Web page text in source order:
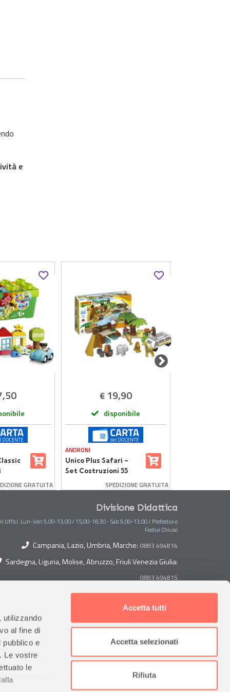
utilizzando
al fine di
pubblico e
Le vostre
le
Accetta tutti
Accetta selezionati
Rifiuta
e
GRATUITA
€ 19,90
disponibile
ANDRONI
Unico Plus Safari –
Set Costruzioni 55
SPEDIZIONE GRATUITA
Batterie
Divisione Didattica
Uffici: Lun-Ven 9,00-13,00 / 15,00-18,30 - Sab 9,00-13,00 / Prefestivi e
Festivi Chiuso
Campania, Lazio, Umbria, Marche: 0883 494814
Sardegna, Liguria, Molise, Abruzzo, Friuli Venezia Giulia:
0883 494815
Toscana, Lombardia, Piemonte, Veneto, Trentino Alto
Sicilia, Puglia, Calabria, Basilicata, Valle D'Aosta:
0883 494884 Emilia Romagna: 0883 494813
Contabilità
0883 494820 0883 494822